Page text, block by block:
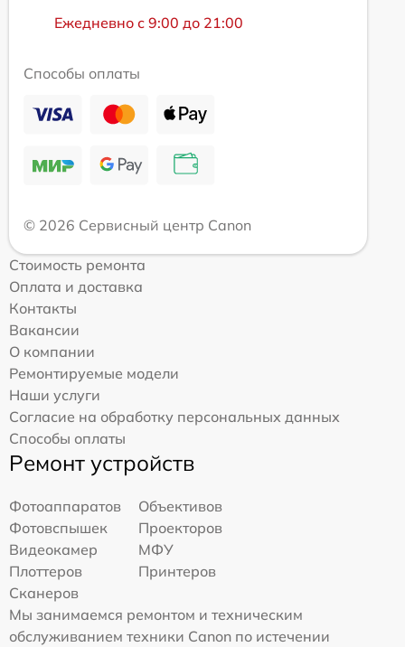
Ежедневно с 9:00 до 21:00
Способы оплаты
© 2026 Сервисный центр Canon
Стоимость ремонта
Оплата и доставка
Контакты
Вакансии
О компании
Ремонтируемые модели
Наши услуги
Согласие на обработку персональных данных
Способы оплаты
Ремонт устройств
Фотоаппаратов
Объективов
Фотовспышек
Проекторов
Видеокамер
МФУ
Плоттеров
Принтеров
Сканеров
Мы занимаемся ремонтом и техническим
обслуживанием техники Canon по истечении